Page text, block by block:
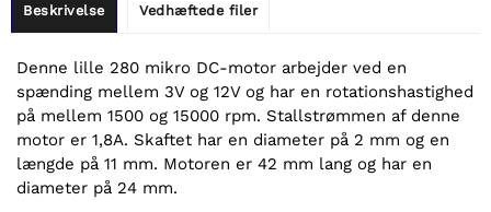
Beskrivelse Vedhæftede filer
Denne lille 280 mikro DC-motor arbejder ved en
spænding mellem 3V og 12V og har en rotationshastighed
på mellem 1500 og 15000 rpm. Stallstrømmen af denne
motor er 1,8A. Skaftet har en diameter på 2 mm og en
længde på 11 mm. Motoren er 42 mm lang og har en
diameter på 24 mm.